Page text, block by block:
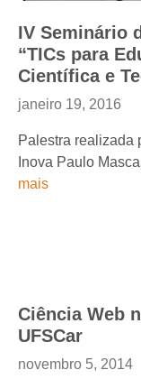
IV Seminário
“TICs para
Científica e
janeiro 19, 2016
Palestra realizada
Inova Paulo
mais
Ciência Web
UFSCar
novembro 5, 2014